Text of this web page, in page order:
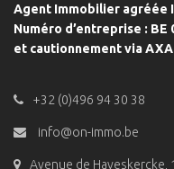
Agent Immobilier agréée
Numéro d’entreprise : BE
et cautionnement via
+32 (0)496 94 30 38
info@on-immo.be
Avenue de Haveskercke,